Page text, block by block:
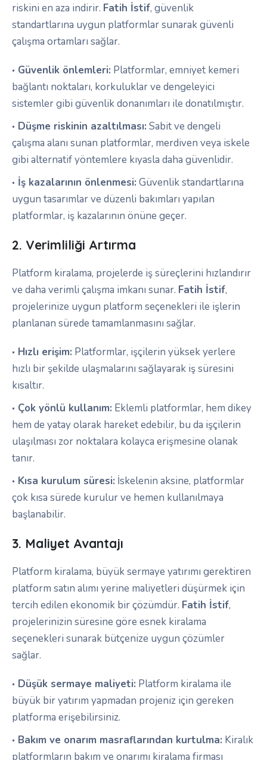
riskini en aza indirir. Fatih İstif, güvenlik
standartlarına uygun platformlar sunarak güvenli
çalışma ortamları sağlar.
Güvenlik önlemleri: Platformlar, emniyet kemeri
bağlantı noktaları, korkuluklar ve dengeleyici
sistemler gibi güvenlik donanımları ile donatılmıştır.
Düşme riskinin azaltılması: Sabit ve dengeli
çalışma alanı sunan platformlar, merdiven veya iskele
gibi alternatif yöntemlere kıyasla daha güvenlidir.
İş kazalarının önlenmesi: Güvenlik standartlarına
uygun tasarımlar ve düzenli bakımları yapılan
platformlar, iş kazalarının önüne geçer.
2. Verimliliği Artırma
Platform kiralama, projelerde iş süreçlerini hızlandırır
ve daha verimli çalışma imkanı sunar. Fatih İstif,
projelerinize uygun platform seçenekleri ile işlerin
planlanan sürede tamamlanmasını sağlar.
Hızlı erişim: Platformlar, işçilerin yüksek yerlere
hızlı bir şekilde ulaşmalarını sağlayarak iş süresini
kısaltır.
Çok yönlü kullanım: Eklemli platformlar, hem dikey
hem de yatay olarak hareket edebilir, bu da işçilerin
ulaşılması zor noktalara kolayca erişmesine olanak
tanır.
Kısa kurulum süresi: İskelenin aksine, platformlar
çok kısa sürede kurulur ve hemen kullanılmaya
başlanabilir.
3. Maliyet Avantajı
Platform kiralama, büyük sermaye yatırımı gerektiren
platform satın alımı yerine maliyetleri düşürmek için
tercih edilen ekonomik bir çözümdür. Fatih İstif,
projelerinizin süresine göre esnek kiralama
seçenekleri sunarak bütçenize uygun çözümler
sağlar.
Düşük sermaye maliyeti: Platform kiralama ile
büyük bir yatırım yapmadan projeniz için gereken
platforma erişebilirsiniz.
Bakım ve onarım masraflarından kurtulma: Kiralık
platformların bakım ve onarımı kiralama firması